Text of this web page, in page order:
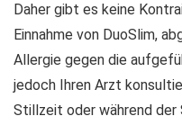
Daher gibt es keine
Einnahme von DuoSlim,
Allergie gegen die
jedoch Ihren Arzt
Stillzeit oder während der